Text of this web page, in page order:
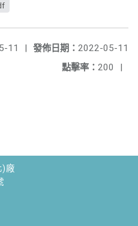
發佈日期： 2022-05-11
11
|
點擊率： 200 |
)廠